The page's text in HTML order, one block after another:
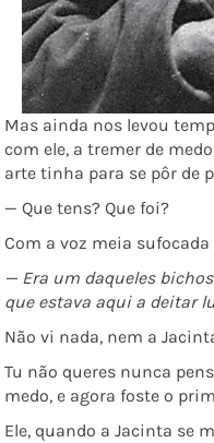
Mas ainda nos levou
com ele, a tremer de
arte tinha para se pôr de
— Que tens? Que foi?
Com a voz meia
— Era um daqueles
que estava aqui a deitar
Não vi nada, nem a
Tu não queres nunca
medo, e agora foste o
Ele, quando a Jacinta se